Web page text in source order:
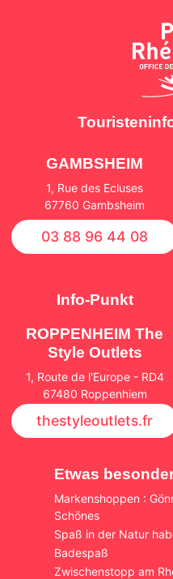
GAMBSHEIM
1, Rue des Ecluses
67760 Gambsheim
03 88 96 44 08
Info-Punkt
ROPPENHEIM The
Style Outlets
1, Route de l'Europe - RD4
67480 Roppenhiem
thestyleoutlets.fr
Etwas
Markenshoppen :
Schönes
Spaß in der Natur
Badespaß
Zwischenstopp am